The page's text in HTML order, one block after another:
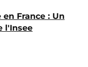
France : Un
l'Insee